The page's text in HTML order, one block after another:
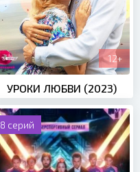
12+
УРОКИ ЛЮБВИ (2023)
8 серий